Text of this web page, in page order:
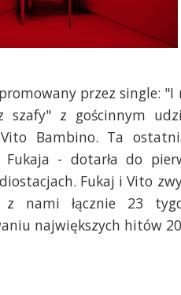
promowany przez single:
szafy" z gościnnym
Vito Bambino. Ta
Fukaja - dotarła do
Fukaj i Vito
nami łącznie 23
największych hitów